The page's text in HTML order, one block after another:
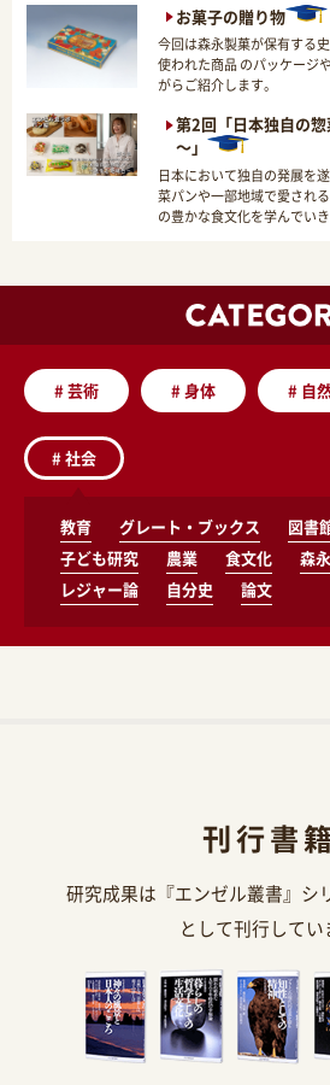
お菓子の贈り物
今回は森永製菓が保有する
使われた商品 のパッケージ
がらご紹介します。
第2回「日本独自の
～」
日本において独自の発展を
菜パンや一部地域で愛され
の豊かな食文化を学んでいき
#芸術 #身体 # 自
#社会
教育 グレート・ブックス 図書
子ども研究
農業 食文化 森永
レジャー論
自分史 論文
刊行書籍
研究成果は『エンゼル叢書』シ
として刊行してい